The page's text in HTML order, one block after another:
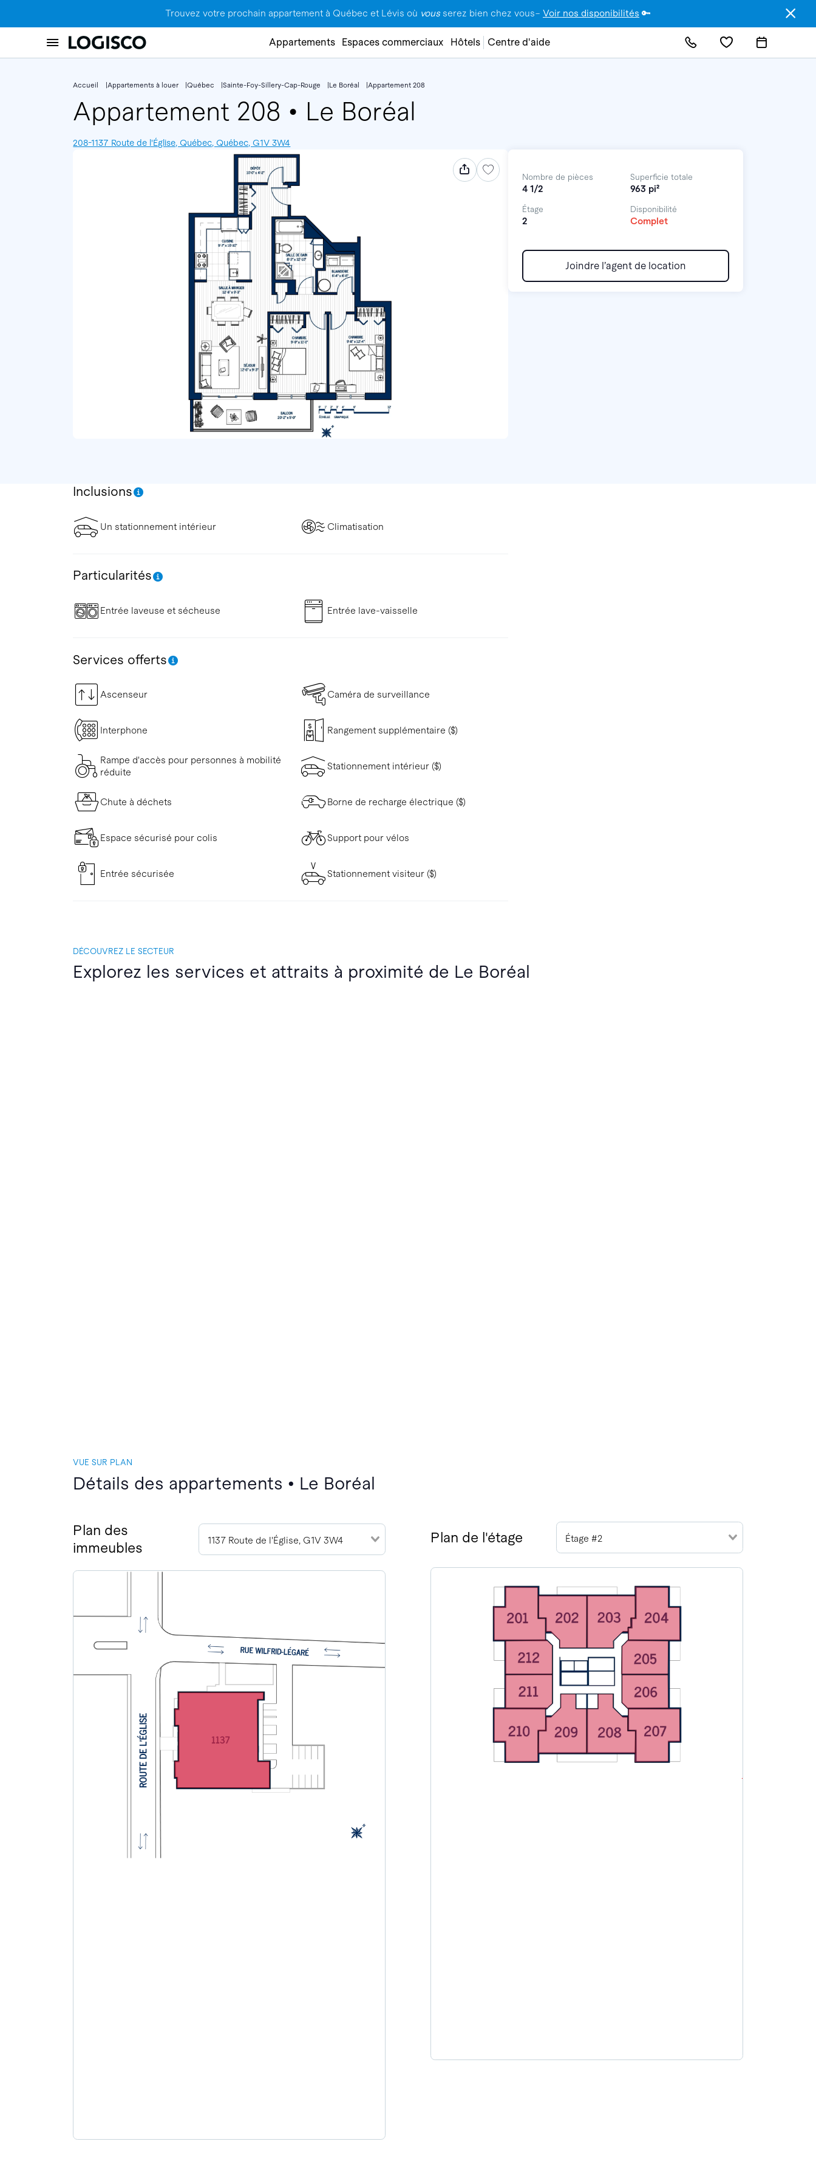
Trouvez votre prochain appartement à Québec et Lévis où vous serez bien chez vous– Voir nos disponibilités 🔑
Appartements Espaces commerciaux Hôtels Centre d'aide
Accueil Appartements à louer Québec Sainte-Foy-Sillery-Cap-Rouge Le Boréal Appartement 208
Appartement 208 • Le Boréal
208-1137 Route de l'Église, Québec, Québec, G1V 3W4
Inclusions
Un stationnement intérieur Climatisation
Particularités
Entrée laveuse et sécheuse Entrée lave-vaisselle
Services offerts
Ascenseur Caméra de surveillance
Interphone Rangement supplémentaire ($)
Rampe d'accès pour personnes à mobilité
réduite
Stationnement intérieur ($)
Chute à déchets Borne de recharge électrique ($)
Espace sécurisé pour colis Support pour vélos
Entrée sécurisée Stationnement visiteur ($)
Nombre de pièces
4 1/2
Superficie totale
963 pi²
Étage
2
Disponibilité
Complet
Joindre l’agent de location
DÉCOUVREZ LE SECTEUR
Explorez les services et attraits à proximité de Le Boréal
VUE SUR PLAN
Détails des appartements • Le Boréal
Plan des
immeubles
1137 Route de l'Église, G1V 3W4 Plan de l'étage Étage #2